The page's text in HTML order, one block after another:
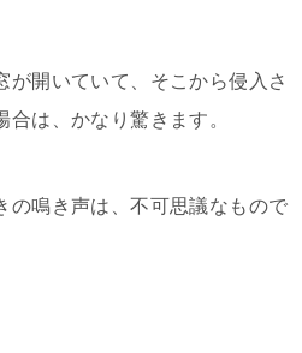
が開いていて、そこから侵入さ
は、かなり驚きます。
の鳴き声は、不可思議なもので